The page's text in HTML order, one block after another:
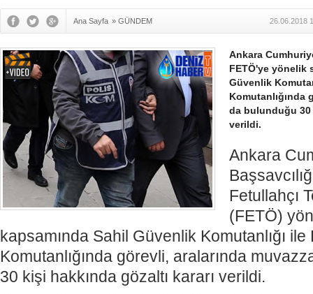
Ana Sayfa » GÜNDEM 26.06.2018
Ankara
FETÖ'ye yönelik
Güvenlik
Komutanlığında
da bulunduğu 30
verildi.
Ankara
Fetullahçı
(FETÖ)
kapsamında Sahil Güvenlik Komutanlığı
Komutanlığında görevli, aralarında
30 kişi hakkında gözaltı kararı verildi.